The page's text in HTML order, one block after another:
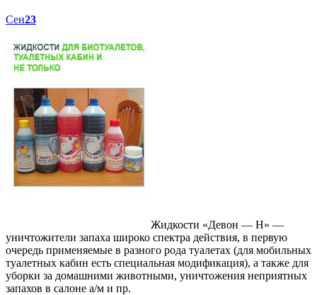
Сен23
Жидкости «Девон — Н» —
уничтожители запаха широко спектра действия, в первую
очередь применяемые в разного рода туалетах (для мобильных
туалетных кабин есть специальная модификация), а также для
уборки за домашними животными, уничтожения неприятных
запахов в салоне а/м и пр.